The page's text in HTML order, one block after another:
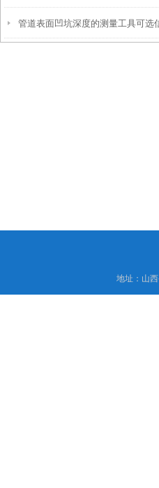
参数！
管道表面凹坑深度的测量工具可选
地址：山